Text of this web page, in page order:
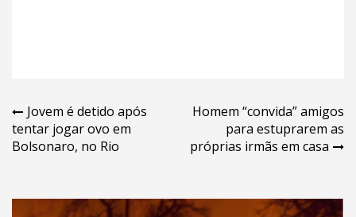
Navegação
de
Jovem é detido após
tentar jogar ovo em
Bolsonaro, no Rio
Homem “convida” amigos
para estuprarem as
próprias irmãs em casa